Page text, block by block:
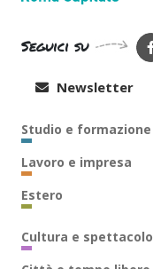
Seguici su
Newsletter
Studio e formazione
Lavoro e impresa
Estero
Cultura e spettacolo